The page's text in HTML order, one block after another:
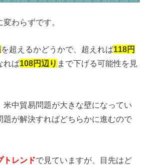
わらずです。
を超えるかどうかで、超えれば118円
れば108円辺り まで下げる可能性を見
米中貿易問題が大きな壁になってい
題が解決すればどちらかに進むので
トレンドで見ていますが、目先はど